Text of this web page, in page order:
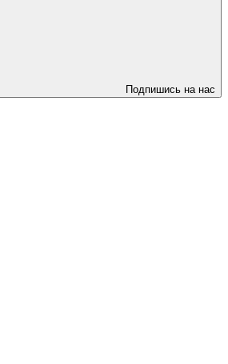
Подпишись на нас